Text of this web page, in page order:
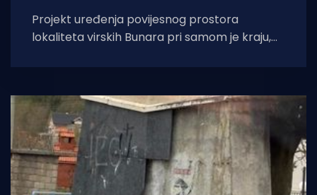
Projekt uređenja povijesnog prostora
lokaliteta virskih Bunara pri samom je kraju,
spomenika